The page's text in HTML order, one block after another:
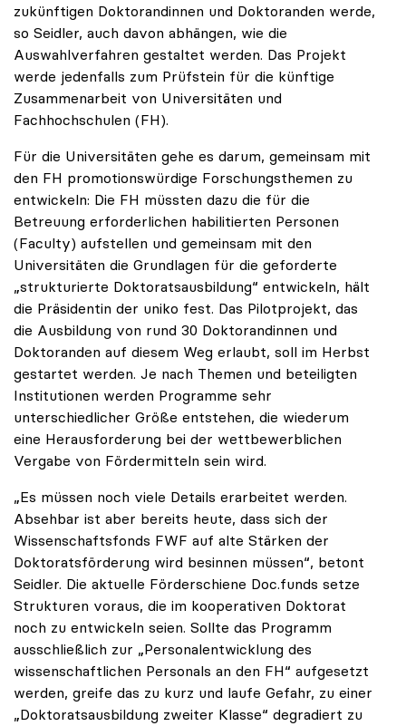
zukünftigen Doktorandinnen und Doktoranden werde,
so Seidler, auch davon abhängen, wie die
Auswahlverfahren gestaltet werden. Das Projekt
werde jedenfalls zum Prüfstein für die künftige
Zusammenarbeit von Universitäten und
Fachhochschulen (FH).
Für die Universitäten gehe es darum, gemeinsam mit
den FH promotionswürdige Forschungsthemen zu
entwickeln: Die FH müssten dazu die für die
Betreuung erforderlichen habilitierten Personen
(Faculty) aufstellen und gemeinsam mit den
Universitäten die Grundlagen für die geforderte
„strukturierte Doktoratsausbildung“ entwickeln, hält
die Präsidentin der uniko fest. Das Pilotprojekt, das
die Ausbildung von rund 30 Doktorandinnen und
Doktoranden auf diesem Weg erlaubt, soll im Herbst
gestartet werden. Je nach Themen und beteiligten
Institutionen werden Programme sehr
unterschiedlicher Größe entstehen, die wiederum
eine Herausforderung bei der wettbewerblichen
Vergabe von Fördermitteln sein wird.
„Es müssen noch viele Details erarbeitet werden.
Absehbar ist aber bereits heute, dass sich der
Wissenschaftsfonds FWF auf alte Stärken der
Doktoratsförderung wird besinnen müssen“, betont
Seidler. Die aktuelle Förderschiene Doc.funds setze
Strukturen voraus, die im kooperativen Doktorat
noch zu entwickeln seien. Sollte das Programm
ausschließlich zur „Personalentwicklung des
wissenschaftlichen Personals an den FH“ aufgesetzt
werden, greife das zu kurz und laufe Gefahr, zu einer
„Doktoratsausbildung zweiter Klasse“ degradiert zu